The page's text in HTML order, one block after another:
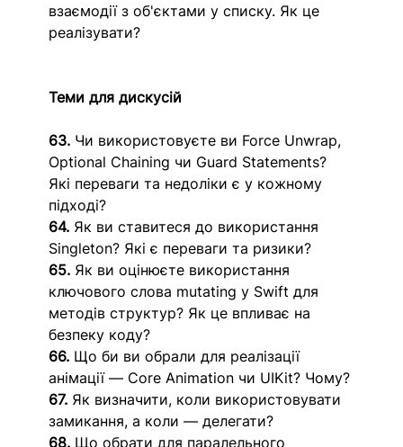
взаємодії з об'єктами у списку. Як це
реалізувати?
Теми для дискусій
63. Чи використовуєте ви Force Unwrap,
Optional Chaining чи Guard Statements?
Які переваги та недоліки є у кожному
підході?
64. Як ви ставитеся до використання
Singleton? Які є переваги та ризики?
65. Як ви оцінюєте використання
ключового слова mutating у Swift для
методів структур? Як це впливає на
безпеку коду?
66. Що би ви обрали для реалізації
анімації — Core Animation чи UIKit? Чому?
67. Як визначити, коли використовувати
замикання, а коли — делегати?
68. Що обрати для паралельного